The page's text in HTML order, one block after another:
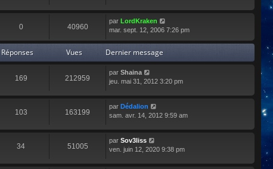
0 40960
par LordKraken
mar. sept. 12, 2006 7:26 pm
Réponses Vues Dernier message
169 212959
par Shaina
jeu. mai 31, 2012 3:20 pm
103 163199
par Dédalion
sam. avr. 14, 2012 9:59 am
34 51005
par Sov3liss
ven. juin 12, 2020 9:38 pm